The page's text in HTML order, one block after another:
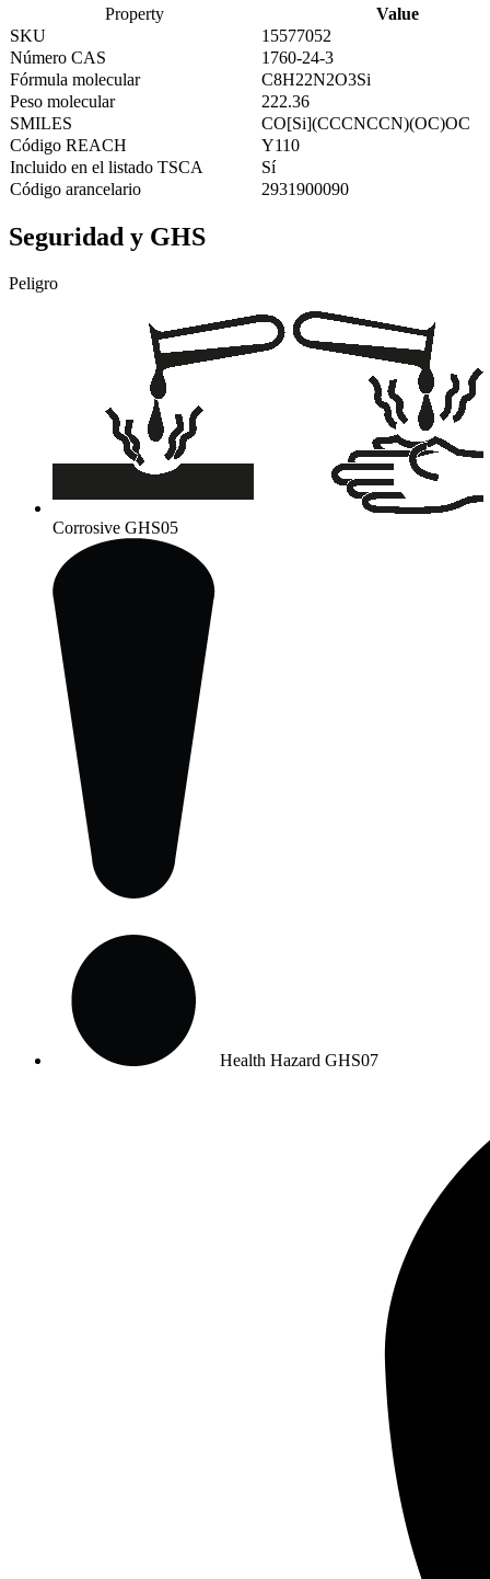
Property
Value
SKU
15577052
Número CAS
1760-24-3
Fórmula molecular
C8H22N2O3Si
Peso molecular
222.36
SMILES
CO[Si](CCCNCCN)(OC)OC
Código REACH
Y110
Incluido en el listado TSCA
Sí
Código arancelario
2931900090
Seguridad y GHS
Peligro
Corrosive GHS05
Health Hazard GHS07